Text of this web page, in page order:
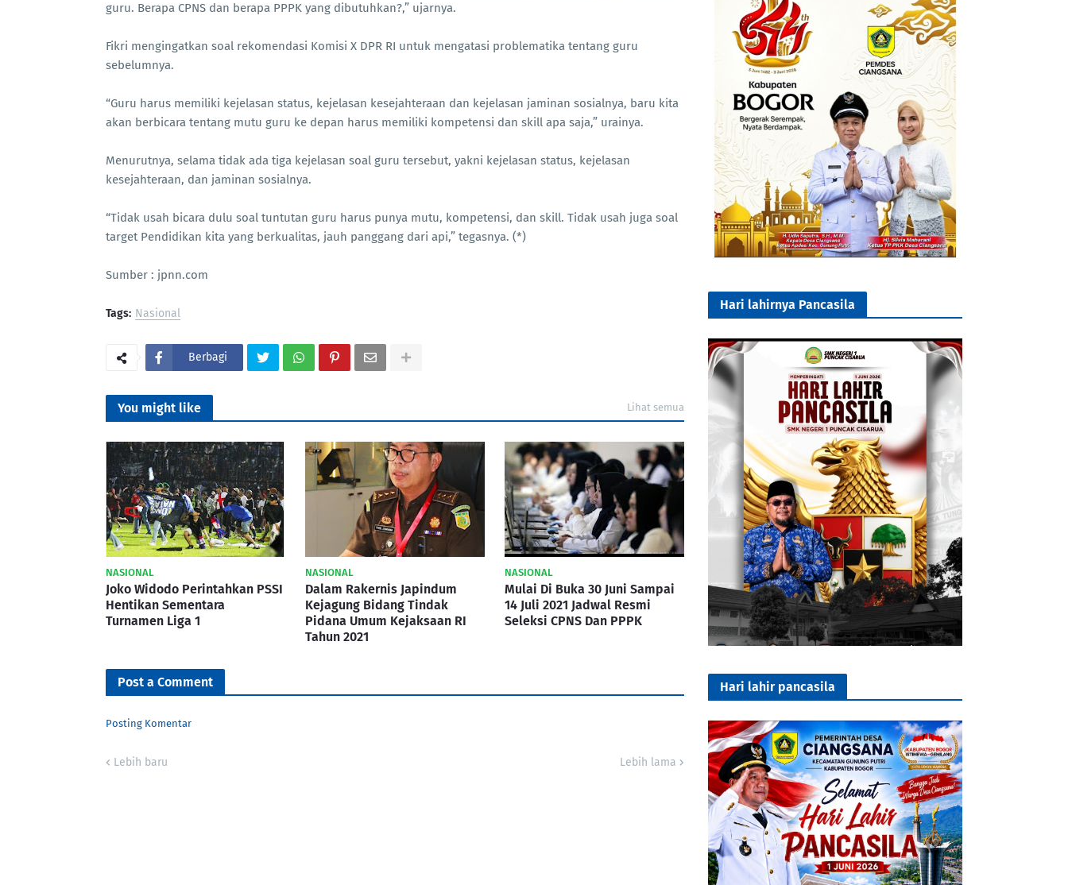
guru. Berapa CPNS dan berapa PPPK yang dibutuhkan?,” ujarnya.
Fikri mengingatkan soal rekomendasi Komisi X DPR RI untuk mengatasi problematika tentang guru
sebelumnya.
“Guru harus memiliki kejelasan status, kejelasan kesejahteraan dan kejelasan jaminan sosialnya, baru kita
akan berbicara tentang mutu guru ke depan harus memiliki kompetensi dan skill apa saja,” urainya.
Menurutnya, selama tidak ada tiga kejelasan soal guru tersebut, yakni kejelasan status, kejelasan
kesejahteraan, dan jaminan sosialnya.
“Tidak usah bicara dulu soal tuntutan guru harus punya mutu, kompetensi, dan skill. Tidak usah juga soal
target Pendidikan kita yang berkualitas, jauh panggang dari api,” tegasnya. (*)
Sumber : jpnn.com
Tags: Nasional
Berbagi
You might like Lihat semua
NASIONAL
Joko Widodo Perintahkan PSSI
Hentikan Sementara
Turnamen Liga 1
NASIONAL
Dalam Rakernis Japindum
Kejagung Bidang Tindak
Pidana Umum Kejaksaan RI
Tahun 2021
NASIONAL
Mulai Di Buka 30 Juni Sampai
14 Juli 2021 Jadwal Resmi
Seleksi CPNS Dan PPPK
Post a Comment
Posting Komentar
Lebih baru Lebih lama
Hari lahirnya Pancasila
Hari lahir pancasila